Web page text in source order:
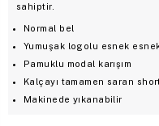
sahiptir.
Normal bel
Yumuşak logolu esnek
Pamuklu modal karışım
Kalçayı tamamen saran
Makinede yıkanabilir